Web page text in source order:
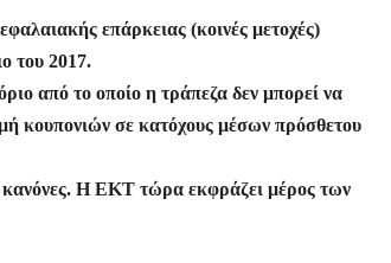
επάρκειας (κοινές μετοχές)
του 2017.
από το οποίο η τράπεζα δεν μπορεί να
κουπονιών σε κατόχους μέσων πρόσθετου
κανόνες. Η ΕΚΤ τώρα εκφράζει μέρος των